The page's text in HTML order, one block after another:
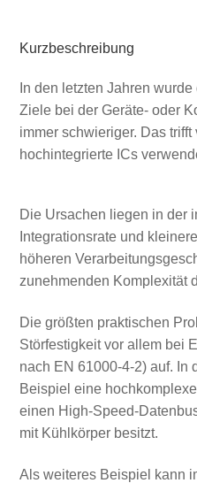
Kurzbeschreibung
In den letzten Jahren
Ziele bei der Geräte- oder
immer schwieriger. Das
hochintegrierte ICs
Die Ursachen liegen in der
Integrationsrate und
höheren
zunehmenden Komplexität
Die größten praktischen
Störfestigkeit vor allem bei
nach EN 61000-4-2) auf. In
Beispiel eine
einen High-Speed-
mit Kühlkörper besitzt.
Als weiteres Beispiel kann